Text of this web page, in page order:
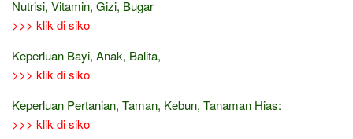
Nutrisi, Vitamin, Gizi, Bugar
>>> klik di siko
Keperluan Bayi, Anak, Balita,
>>> klik di siko
Keperluan Pertanian, Taman, Kebun, Tanaman Hias:
>>> klik di siko